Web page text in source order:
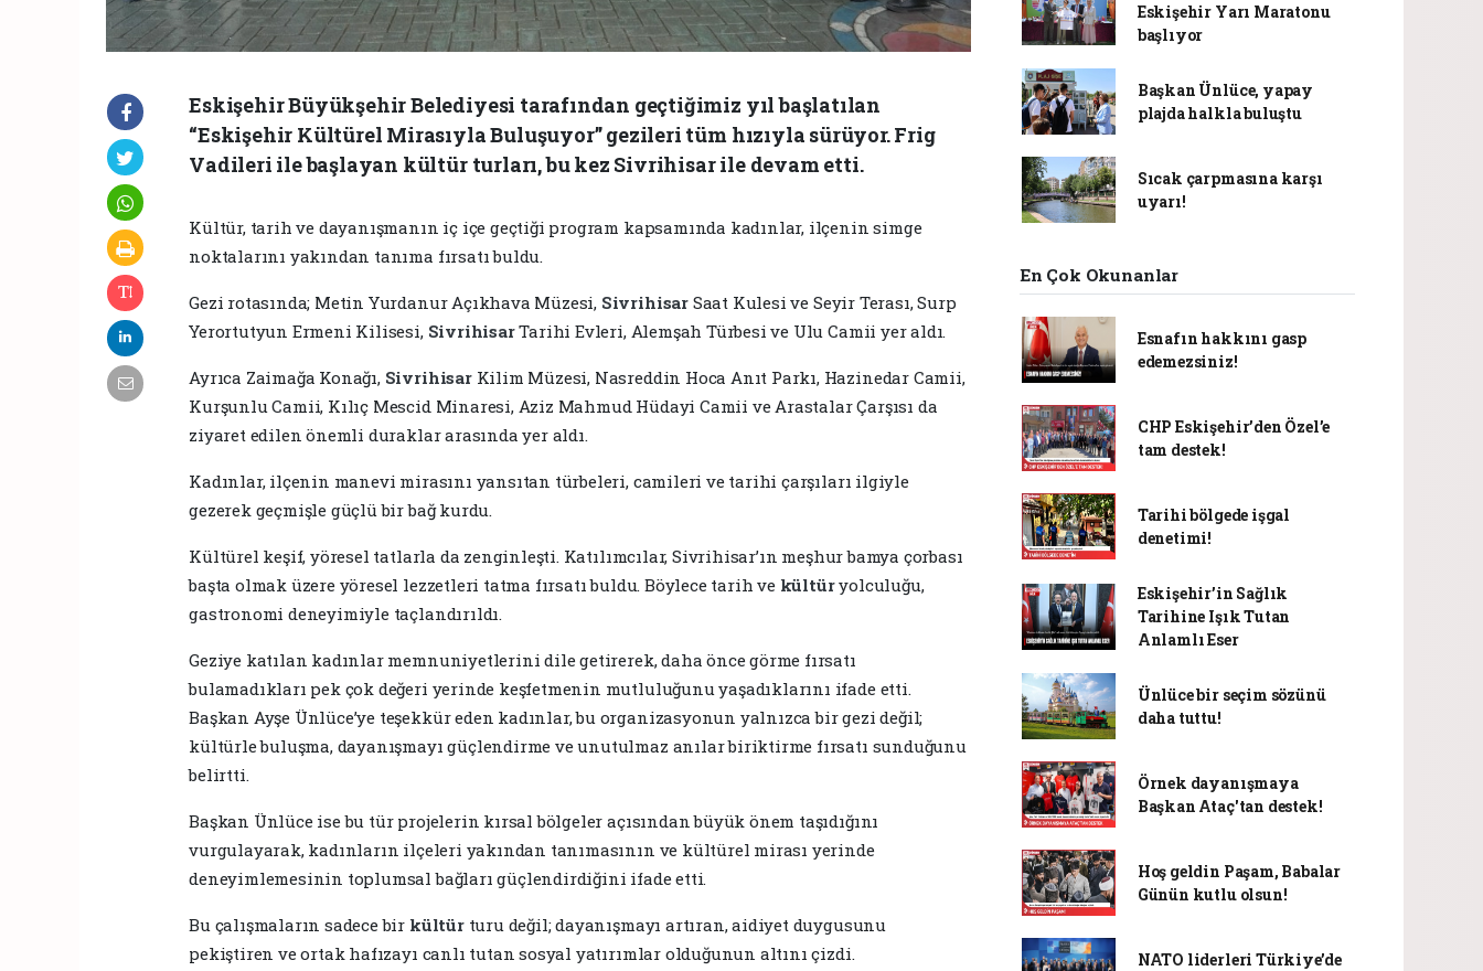
Eskişehir Büyükşehir Belediyesi tarafından geçtiğimiz yıl başlatılan
“Eskişehir Kültürel Mirasıyla Buluşuyor” gezileri tüm hızıyla sürüyor. Frig
Vadileri ile başlayan kültür turları, bu kez Sivrihisar ile devam etti.
Kültür, tarih ve dayanışmanın iç içe geçtiği program kapsamında kadınlar, ilçenin simge
noktalarını yakından tanıma fırsatı buldu.
Gezi rotasında; Metin Yurdanur Açıkhava Müzesi, Sivrihisar Saat Kulesi ve Seyir Terası, Surp
Yerortutyun Ermeni Kilisesi, SivrihisarTarihi Evleri, Alemşah Türbesi ve Ulu Camii yer aldı.
Ayrıca Zaimağa Konağı, Sivrihisar Kilim Müzesi, Nasreddin Hoca Anıt Parkı, Hazinedar Camii,
Kurşunlu Camii, Kılıç Mescid Minaresi, Aziz Mahmud Hüdayi Camii ve Arastalar Çarşısı da
ziyaret edilen önemli duraklar arasında yer aldı.
Kadınlar, ilçenin manevi mirasını yansıtan türbeleri, camileri ve tarihi çarşıları ilgiyle
gezerek geçmişle güçlü bir bağ kurdu.
Kültürel keşif, yöresel tatlarla da zenginleşti. Katılımcılar, Sivrihisar’ın meşhur bamya çorbası
başta olmak üzere yöresel lezzetleri tatma fırsatı buldu. Böylece tarih ve kültüryolculuğu,
gastronomi deneyimiyle taçlandırıldı.
Geziye katılan kadınlar memnuniyetlerini dile getirerek, daha önce görme fırsatı
bulamadıkları pek çok değeri yerinde keşfetmenin mutluluğunu yaşadıklarını ifade etti.
Başkan Ayşe Ünlüce’ye teşekkür eden kadınlar, bu organizasyonun yalnızca bir gezi değil;
kültürle buluşma, dayanışmayı güçlendirme ve unutulmaz anılar biriktirme fırsatı sunduğunu
belirtti.
Başkan Ünlüce ise bu tür projelerin kırsal bölgeler açısından büyük önem taşıdığını
vurgulayarak, kadınların ilçeleri yakından tanımasının ve kültürel mirası yerinde
deneyimlemesinin toplumsal bağları güçlendirdiğini ifade etti.
Bu çalışmaların sadece bir kültür turu değil; dayanışmayı artıran, aidiyet duygusunu
pekiştiren ve ortak hafızayı canlı tutan sosyal yatırımlar olduğunun altını çizdi.
Eskişehir Yarı Maratonu
başlıyor
Başkan Ünlüce, yapay
plajda halkla buluştu
Sıcak çarpmasına karşı
uyarı!
En Çok Okunanlar
Esnafın hakkını gasp
edemezsiniz!
CHP Eskişehir’den Özel’e
tam destek!
Tarihi bölgede işgal
denetimi!
Eskişehir’in Sağlık
Tarihine Işık Tutan
Anlamlı Eser
Ünlüce bir seçim sözünü
daha tuttu!
Örnek dayanışmaya
Başkan Ataç'tan destek!
Hoş geldin Paşam, Babalar
Günün kutlu olsun!
NATO liderleri Türkiye’de